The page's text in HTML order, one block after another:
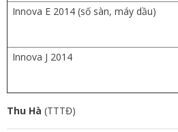
Innova E 2014 (số sàn, máy dầu)
Innova J 2014
Thu Hà (TTTĐ)